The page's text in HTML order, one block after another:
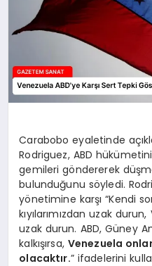
Carabobo eyaletinde
Rodriguez, ABD
gemileri göndererek
bulunduğunu söyledi.
yönetimine karşı “Kendi
kıyılarımızdan uzak
uzak durun. ABD, Güney
kalkışırsa, Venezuela
olacaktır.” ifadelerini